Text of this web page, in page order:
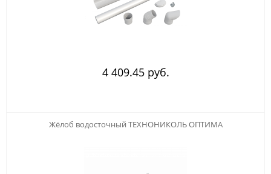
4 409.45 руб.
Жёлоб водосточный ТЕХНОНИКОЛЬ ОПТИМА